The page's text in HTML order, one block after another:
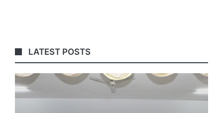
LATEST POSTS